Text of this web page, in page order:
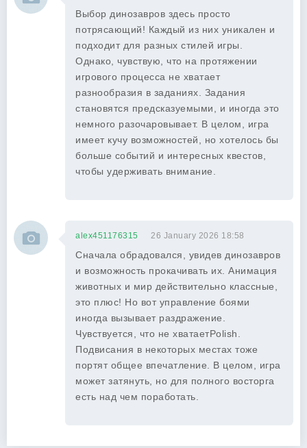
Выбор динозавров здесь просто
потрясающий! Каждый из них уникален и
подходит для разных стилей игры.
Однако, чувствую, что на протяжении
игрового процесса не хватает
разнообразия в заданиях. Задания
становятся предсказуемыми, и иногда это
немного разочаровывает. В целом, игра
имеет кучу возможностей, но хотелось бы
больше событий и интересных квестов,
чтобы удерживать внимание.
alex451176315 26 January 2026 18:58
Сначала обрадовался, увидев динозавров
и возможность прокачивать их. Анимация
животных и мир действительно классные,
это плюс! Но вот управление боями
иногда вызывает раздражение.
Чувствуется, что не хватаетPolish.
Подвисания в некоторых местах тоже
портят общее впечатление. В целом, игра
может затянуть, но для полного восторга
есть над чем поработать.